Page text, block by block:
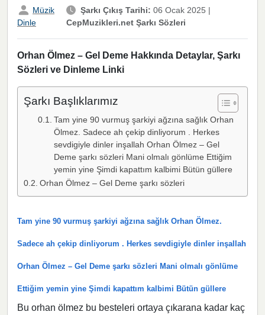
Müzik
Dinle
Şarkı Çıkış Tarihi: 06 Ocak 2025 |
CepMuzikleri.net Şarkı Sözleri
Orhan Ölmez – Gel Deme Hakkında Detaylar, Şarkı
Sözleri ve Dinleme Linki
Şarkı Başlıklarımız
Tam yine 90 vurmuş şarkiyi ağzına sağlık Orhan
Ölmez. Sadece ah çekip dinliyorum . Herkes
sevdigiyle dinler inşallah Orhan Ölmez – Gel
Deme şarkı sözleri Mani olmalı gönlüme Ettiğim
yemin yine Şimdi kapattım kalbimi Bütün güllere
Orhan Ölmez – Gel Deme şarkı sözleri
Tam yine 90 vurmuş şarkiyi ağzına sağlık Orhan Ölmez.
Sadece ah çekip dinliyorum . Herkes sevdigiyle dinler inşallah
Orhan Ölmez – Gel Deme şarkı sözleri Mani olmalı gönlüme
Ettiğim yemin yine Şimdi kapattım kalbimi Bütün güllere
Bu orhan ölmez bu besteleri ortaya çıkarana kadar kaç